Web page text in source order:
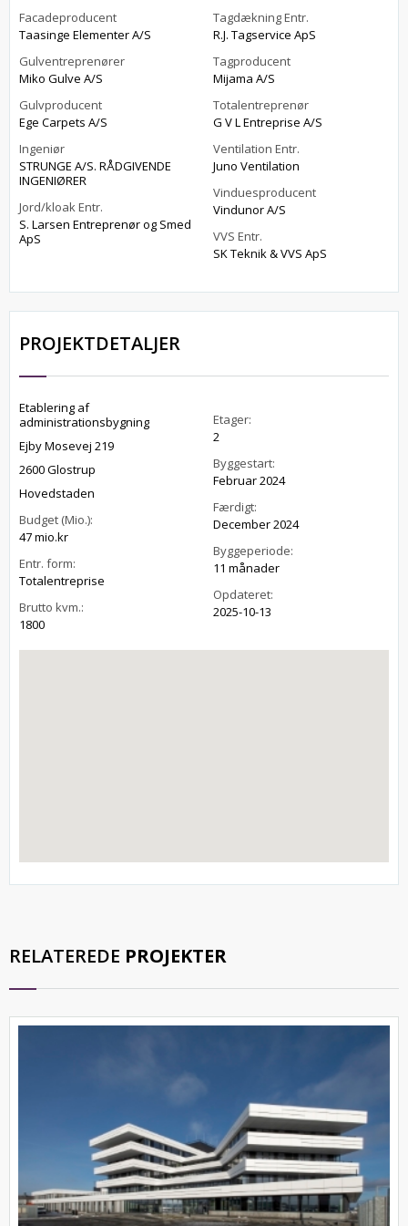
Facadeproducent
Taasinge Elementer A/S
Gulventreprenører
Miko Gulve A/S
Gulvproducent
Ege Carpets A/S
Ingeniør
STRUNGE A/S. RÅDGIVENDE
INGENIØRER
Jord/kloak Entr.
S. Larsen Entreprenør og Smed
ApS
Tagdækning Entr.
R.J. Tagservice ApS
Tagproducent
Mijama A/S
Totalentreprenør
G V L Entreprise A/S
Ventilation Entr.
Juno Ventilation
Vinduesproducent
Vindunor A/S
VVS Entr.
SK Teknik & VVS ApS
PROJEKTDETALJER
Etablering af
administrationsbygning
Ejby Mosevej 219
2600 Glostrup
Hovedstaden
Budget (Mio.):
47 mio.kr
Entr. form:
Totalentreprise
Brutto kvm.:
1800
Etager:
2
Byggestart:
Februar 2024
Færdigt:
December 2024
Byggeperiode:
11 månader
Opdateret:
2025-10-13
RELATEREDE PROJEKTER